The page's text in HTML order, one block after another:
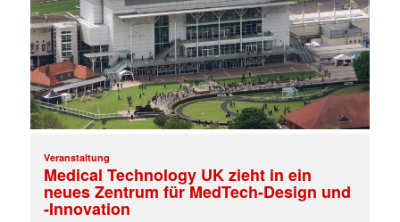
Veranstaltung
Medical Technology UK zieht in ein
neues Zentrum für MedTech-Design und
-Innovation